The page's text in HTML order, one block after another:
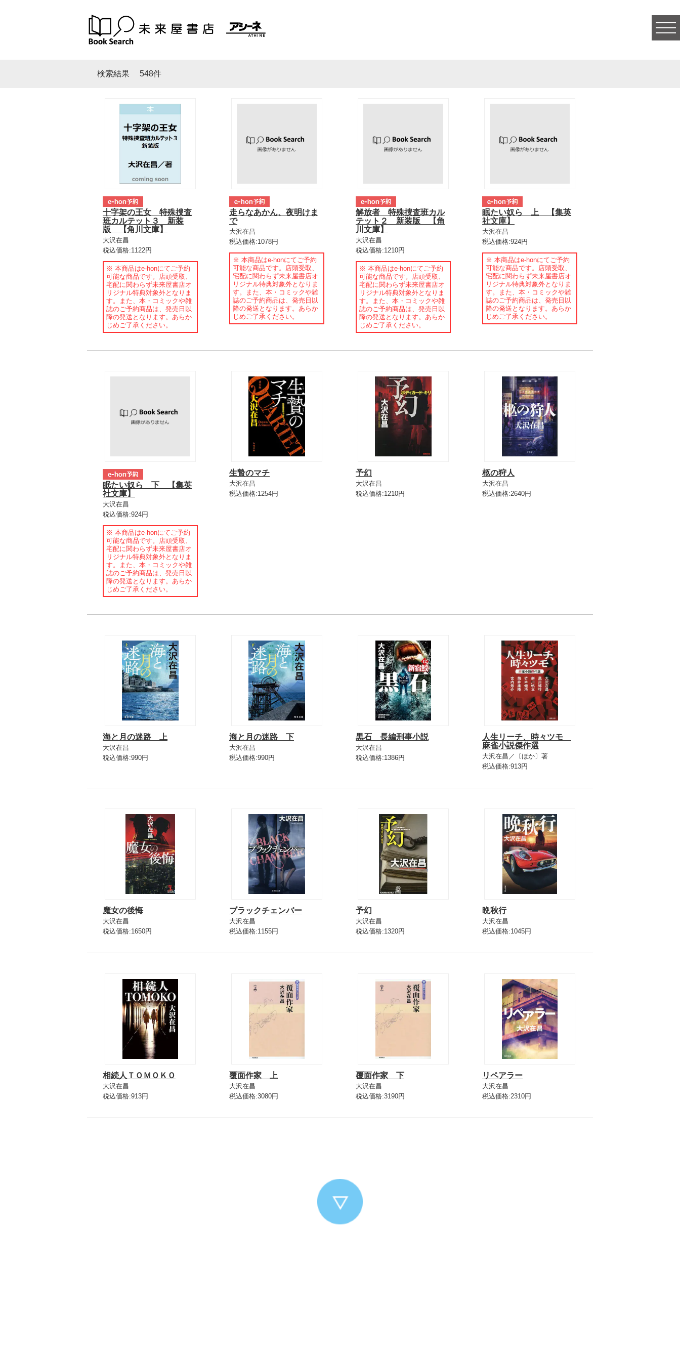
検索結果 548件
十字架の王女 特殊捜査
班カルテット３ 新装
版 【角川文庫】
大沢在昌
税込価格:1122円
※ 本商品はe-honにてご予約
可能な商品です。店頭受取、
宅配に関わらず未来屋書店オ
リジナル特典対象外となりま
す。また、本・コミックや雑
誌のご予約商品は、発売日以
降の発送となります。あらか
じめご了承ください。
走らなあかん、夜明けま
で
大沢在昌
税込価格:1078円
※ 本商品はe-honにてご予約
可能な商品です。店頭受取、
宅配に関わらず未来屋書店オ
リジナル特典対象外となりま
す。また、本・コミックや雑
誌のご予約商品は、発売日以
降の発送となります。あらか
じめご了承ください。
解放者 特殊捜査班カル
テット２ 新装版 【角
川文庫】
大沢在昌
税込価格:1210円
※ 本商品はe-honにてご予約
可能な商品です。店頭受取、
宅配に関わらず未来屋書店オ
リジナル特典対象外となりま
す。また、本・コミックや雑
誌のご予約商品は、発売日以
降の発送となります。あらか
じめご了承ください。
眠たい奴ら 上 【集英
社文庫】
大沢在昌
税込価格:924円
※ 本商品はe-honにてご予約
可能な商品です。店頭受取、
宅配に関わらず未来屋書店オ
リジナル特典対象外となりま
す。また、本・コミックや雑
誌のご予約商品は、発売日以
降の発送となります。あらか
じめご了承ください。
眠たい奴ら 下 【集英
社文庫】
大沢在昌
税込価格:924円
※ 本商品はe-honにてご予約
可能な商品です。店頭受取、
宅配に関わらず未来屋書店オ
リジナル特典対象外となりま
す。また、本・コミックや雑
誌のご予約商品は、発売日以
降の発送となります。あらか
じめご了承ください。
生贄のマチ
大沢在昌
税込価格:1254円
予幻
大沢在昌
税込価格:1210円
柩の狩人
大沢在昌
税込価格:2640円
海と月の迷路 上
大沢在昌
税込価格:990円
海と月の迷路 下
大沢在昌
税込価格:990円
黒石 長編刑事小説
大沢在昌
税込価格:1386円
人生リーチ、時々ツモ
麻雀小説傑作選
大沢在昌／〔ほか〕著
税込価格:913円
魔女の後悔
大沢在昌
税込価格:1650円
ブラックチェンバー
大沢在昌
税込価格:1155円
予幻
大沢在昌
税込価格:1320円
晩秋行
大沢在昌
税込価格:1045円
相続人ＴＯＭＯＫＯ
大沢在昌
税込価格:913円
覆面作家 上
大沢在昌
税込価格:3080円
覆面作家 下
大沢在昌
税込価格:3190円
リペアラー
大沢在昌
税込価格:2310円